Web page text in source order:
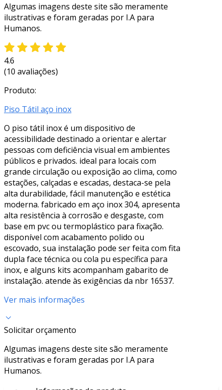
Algumas imagens deste site são meramente
ilustrativas e foram geradas por I.A para
Humanos.
4.6
(10 avaliações)
Produto:
Piso Tátil aço inox
O piso tátil inox é um dispositivo de
acessibilidade destinado a orientar e alertar
pessoas com deficiência visual em ambientes
públicos e privados. ideal para locais com
grande circulação ou exposição ao clima, como
estações, calçadas e escadas, destaca-se pela
alta durabilidade, fácil manutenção e estética
moderna. fabricado em aço inox 304, apresenta
alta resistência à corrosão e desgaste, com
base em pvc ou termoplástico para fixação.
disponível com acabamento polido ou
escovado, sua instalação pode ser feita com fita
dupla face técnica ou cola pu específica para
inox, e alguns kits acompanham gabarito de
instalação. atende às exigências da nbr 16537.
Ver mais informações
Solicitar orçamento
Algumas imagens deste site são meramente
ilustrativas e foram geradas por I.A para
Humanos.